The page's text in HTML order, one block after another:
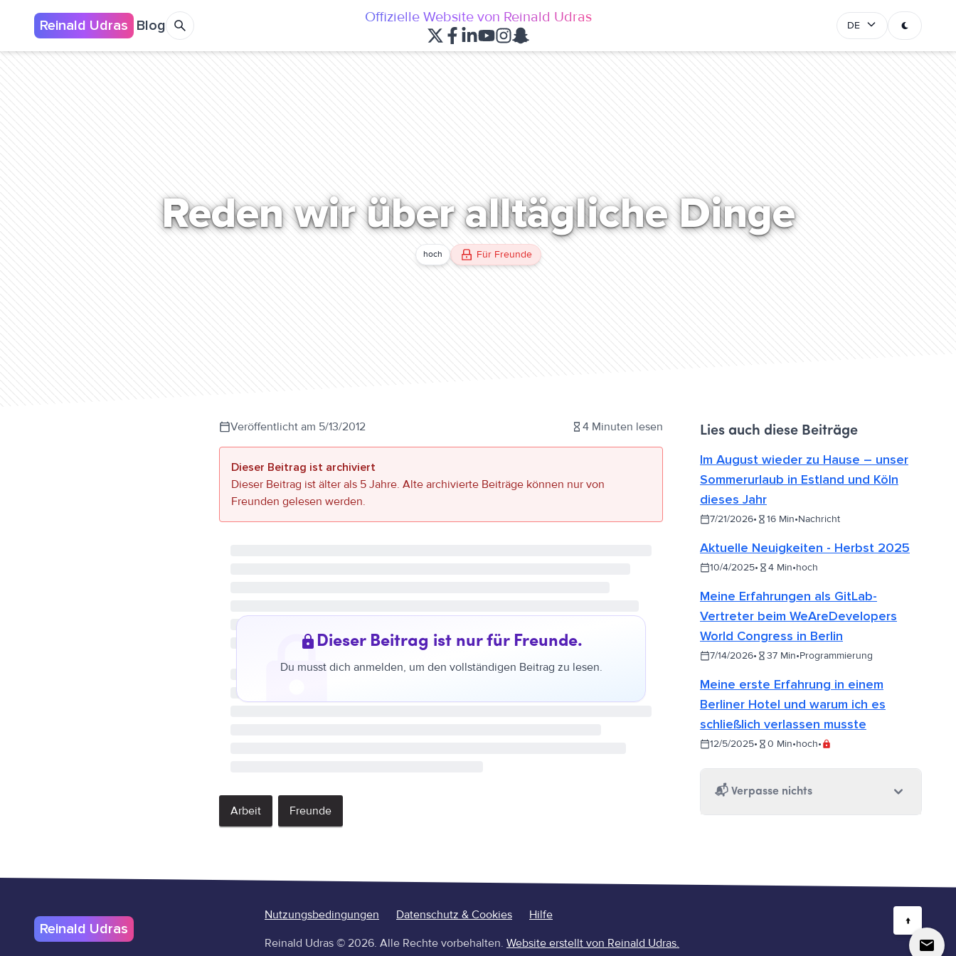
Reinald Udras Blog Offizielle Website von Reinald Udras DE
Reden wir über alltägliche Dinge
hoch Für Freunde
Veröffentlicht am 5/13/2012 4 Minuten lesen
Dieser Beitrag ist archiviert
Dieser Beitrag ist älter als 5 Jahre. Alte archivierte Beiträge können nur von
Freunden gelesen werden.
Dieser Beitrag ist nur für Freunde.
Du musst dich anmelden, um den vollständigen Beitrag zu lesen.
Arbeit Freunde
Lies auch diese Beiträge
Im August wieder zu Hause – unser
Sommerurlaub in Estland und Köln
dieses Jahr
7/21/2026• 16 Min•Nachricht
Aktuelle Neuigkeiten - Herbst 2025
10/4/2025• 4 Min•hoch
Meine Erfahrungen als GitLab-
Vertreter beim WeAreDevelopers
World Congress in Berlin
7/14/2026• 37 Min•Programmierung
Meine erste Erfahrung in einem
Berliner Hotel und warum ich es
schließlich verlassen musste
12/5/2025• 0 Min•hoch•
📬 Verpasse nichts
Reinald Udras
Nutzungsbedingungen Datenschutz & Cookies
Hilfe
Reinald Udras © 2026. Alle Rechte vorbehalten. Website erstellt von Reinald Udras.
↑